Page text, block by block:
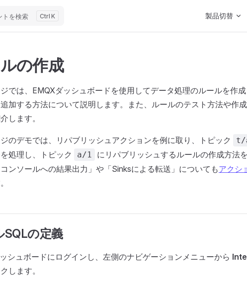
トを検索 K 製品切替
の作成
では、EMQXダッシュボードを使用してデータ処理のルールを作
加する方法について説明します。また、ルールのテスト方法や作
します。
のデモでは、リパブリッシュアクションを例に取り、トピック t/
処理し、トピック
a/1
にリパブリッシュするルールの作成方法
ンソールへの結果出力」や「Sinksによる転送」についてもアクシ
SQLの定義
シュボードにログインし、左側のナビゲーションメニューから
します。